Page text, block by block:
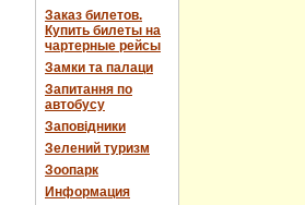
Заказ билетов.
Купить билеты на
чартерные рейсы
Замки та палаци
Запитання по
автобусу
Заповідники
Зелений туризм
Зоопарк
Информация